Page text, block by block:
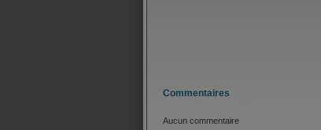
Commentaires
Aucun commentaire